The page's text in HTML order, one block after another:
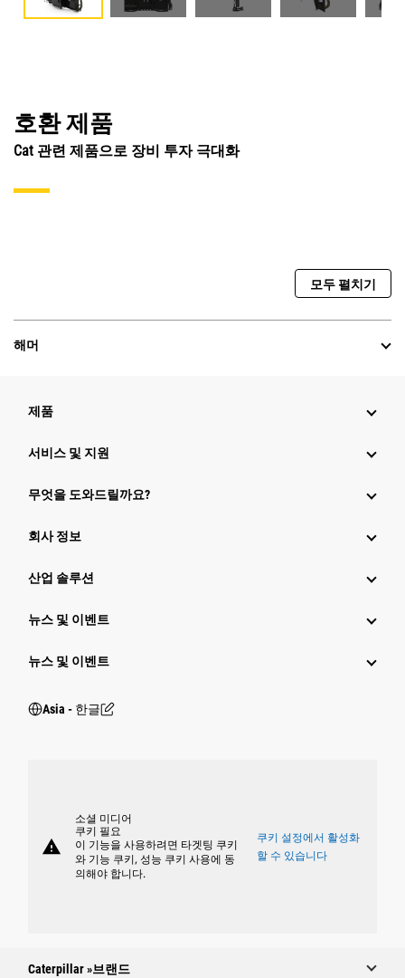
호환 제품
Cat 관련 제품으로 장비 투자 극대화
모두 펼치기
해머
제품
서비스 및 지원
무엇을 도와드릴까요?
회사 정보
산업 솔루션
뉴스 및 이벤트
뉴스 및 이벤트
Asia - 한글
warning
소셜 미디어
쿠키 필요
이 기능을 사용하려면 타겟팅 쿠키
와 기능 쿠키, 성능 쿠키 사용에 동
의해야 합니다.
쿠키 설정에서 활성화
할 수 있습니다
Caterpillar »브랜드